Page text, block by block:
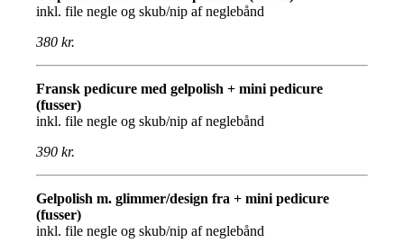
inkl. file negle og skub/nip af neglebånd
380 kr.
Fransk pedicure med gelpolish + mini pedicure
(fusser)
inkl. file negle og skub/nip af neglebånd
390 kr.
Gelpolish m. glimmer/design fra + mini pedicure
(fusser)
inkl. file negle og skub/nip af neglebånd